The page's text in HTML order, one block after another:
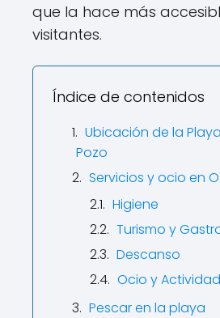
que la hace más
visitantes.
Índice de contenidos
Ubicación de la
Pozo
Servicios y ocio en
Higiene
Turismo y
Descanso
Ocio y
Pescar en la playa